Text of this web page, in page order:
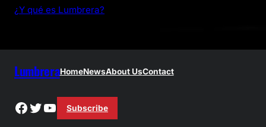
¿Y qué es Lumbrera?
LumbreraHomeNewsAbout UsContact
Facebook
Twitter
YouTube
Subscribe